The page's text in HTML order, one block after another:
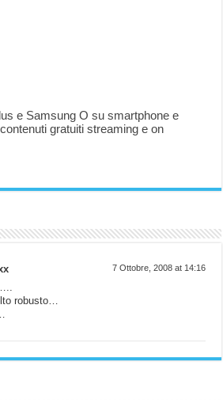
e Samsung O su smartphone e
gratuiti streaming e on
7 Ottobre, 2008 at 14:16
robusto…